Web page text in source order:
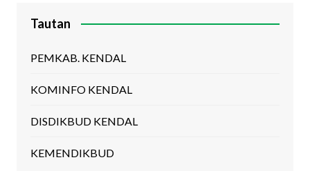
Tautan
PEMKAB. KENDAL
KOMINFO KENDAL
DISDIKBUD KENDAL
KEMENDIKBUD